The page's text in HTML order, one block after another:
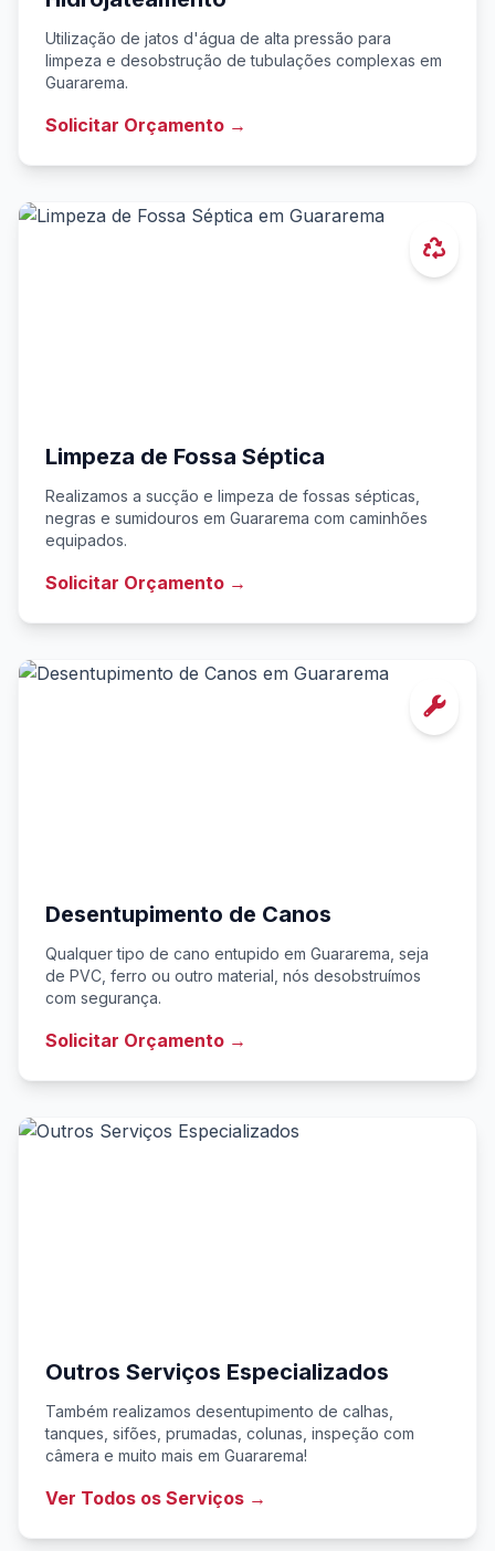
Utilização de jatos d'água de alta pressão para
limpeza e desobstrução de tubulações complexas em
Guararema.
Solicitar Orçamento →
Limpeza de Fossa Séptica
Realizamos a sucção e limpeza de fossas sépticas,
negras e sumidouros em Guararema com caminhões
equipados.
Solicitar Orçamento →
Desentupimento de Canos
Qualquer tipo de cano entupido em Guararema, seja
de PVC, ferro ou outro material, nós desobstruímos
com segurança.
Solicitar Orçamento →
Outros Serviços Especializados
Também realizamos desentupimento de calhas,
tanques, sifões, prumadas, colunas, inspeção com
câmera e muito mais em Guararema!
Ver Todos os Serviços →